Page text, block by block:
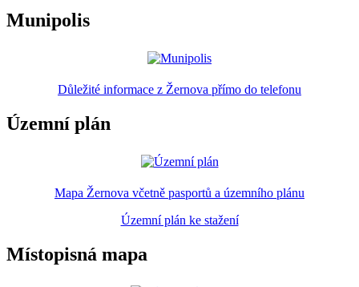
Munipolis
Důležité informace z Žernova přímo do telefonu
Územní plán
Mapa Žernova včetně pasportů a územního plánu
Územní plán ke stažení
Místopisná mapa